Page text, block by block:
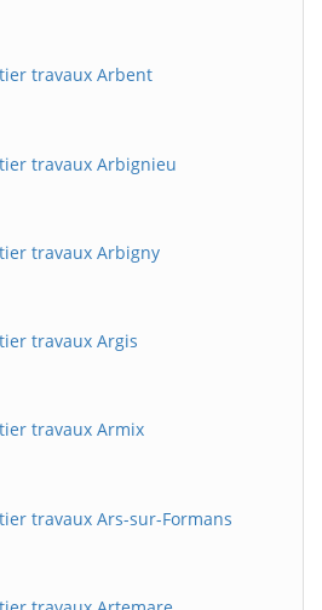
travaux Arbent
travaux Arbignieu
travaux Arbigny
travaux Argis
travaux Armix
travaux Ars-sur-Formans